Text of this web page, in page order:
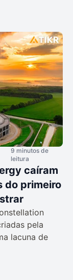
9 minutos de
leitura
caíram
do primeiro
pela
lacuna de